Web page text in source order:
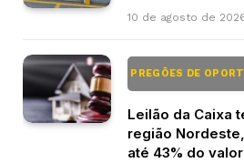
10 de agosto de
PREGÕES DE
Leilão da Caixa
região
até 43% do